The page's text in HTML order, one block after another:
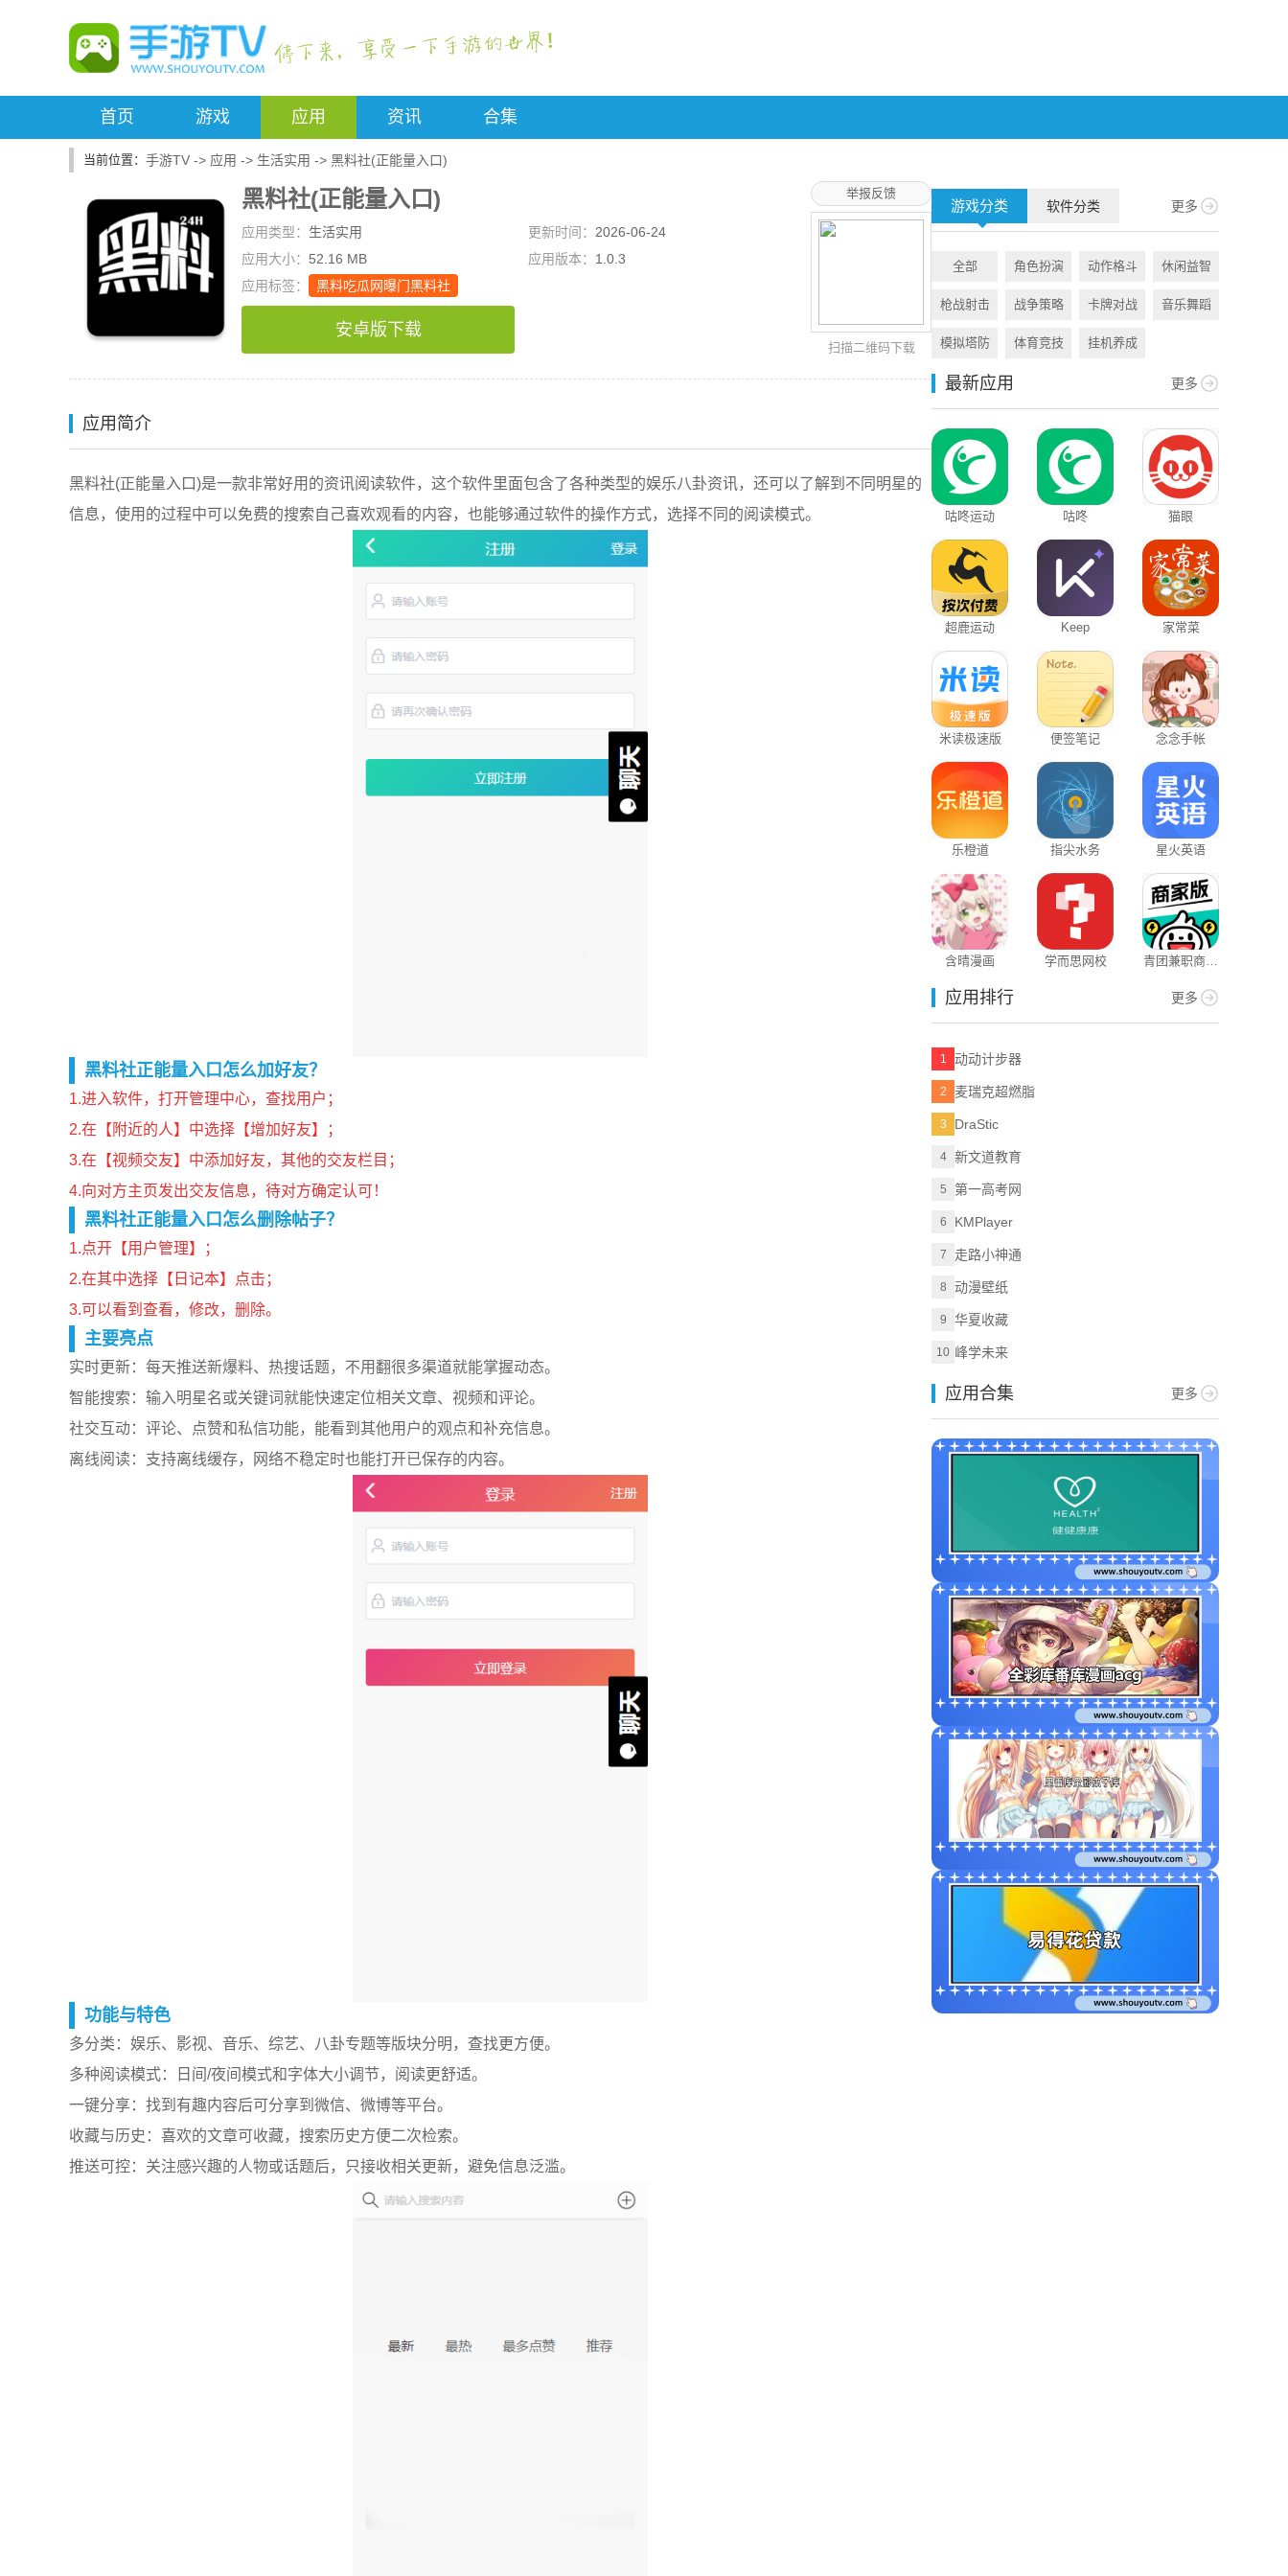
首页 游戏 应用 资讯 合集
手游TV -> 应用 -> 生活实用 -> 黑料社(正能量入口)
黑料社(正能量入口)
应用类型： 生活实用 更新时间： 2026-06-24
应用大小： 52.16 MB 应用版本： 1.0.3
应用标签：
黑料吃瓜网曝门黑料社
安卓版下载
扫描二维码下载
举报反馈
应用简介
黑料社(正能量入口)是一款非常好用的资讯阅读软件，这个软件里面包含了各种类型的娱乐八卦资讯，还可以了解到不同明星的
信息，使用的过程中可以免费的搜索自己喜欢观看的内容，也能够通过软件的操作方式，选择不同的阅读模式。
黑料社正能量入口怎么加好友？
1.进入软件，打开管理中心，查找用户；
2.在【附近的人】中选择【增加好友】；
3.在【视频交友】中添加好友，其他的交友栏目；
4.向对方主页发出交友信息，待对方确定认可！
黑料社正能量入口怎么删除帖子？
1.点开【用户管理】；
2.在其中选择【日记本】点击；
3.可以看到查看，修改，删除。
主要亮点
实时更新：每天推送新爆料、热搜话题，不用翻很多渠道就能掌握动态。
智能搜索：输入明星名或关键词就能快速定位相关文章、视频和评论。
社交互动：评论、点赞和私信功能，能看到其他用户的观点和补充信息。
离线阅读：支持离线缓存，网络不稳定时也能打开已保存的内容。
功能与特色
多分类：娱乐、影视、音乐、综艺、八卦专题等版块分明，查找更方便。
多种阅读模式：日间/夜间模式和字体大小调节，阅读更舒适。
一键分享：找到有趣内容后可分享到微信、微博等平台。
收藏与历史：喜欢的文章可收藏，搜索历史方便二次检索。
推送可控：关注感兴趣的人物或话题后，只接收相关更新，避免信息泛滥。
游戏分类 软件分类 更多
全部 角色扮演 动作格斗 休闲益智
枪战射击 战争策略 卡牌对战 音乐舞蹈
模拟塔防 体育竞技 挂机养成
最新应用 更多
咕咚运动 咕咚 猫眼
超鹿运动 Keep 家常菜
米读极速版 便签笔记 念念手帐
乐橙道 指尖水务 星火英语
含晴漫画 学而思网校
青团兼职商户
应用排行 更多
1 动动计步器
2 麦瑞克超燃脂
3 DraStic
4 新文道教育
5 第一高考网
6 KMPlayer
7 走路小神通
8 动漫壁纸
9 华夏收藏
10 峰学未来
应用合集 更多